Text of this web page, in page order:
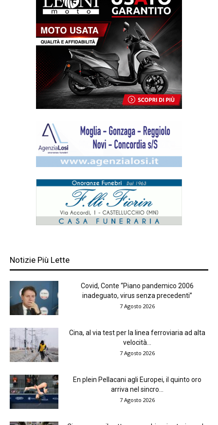
Notizie Più Lette
Covid, Conte “Piano pandemico 2006
inadeguato, virus senza precedenti”
7 Agosto 2026
Cina, al via test per la linea ferroviaria ad alta
velocità...
7 Agosto 2026
En plein Pellacani agli Europei, il quinto oro
arriva nel sincro...
7 Agosto 2026